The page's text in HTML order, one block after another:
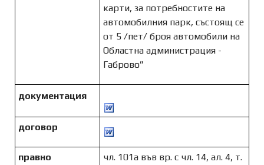
карти, за потребностите на
автомобилния парк, състоящ се
от 5 /пет/ броя автомобили на
Областна администрация -
Габрово”
документация
договор
правно
чл. 101а във вр. с чл. 14, ал. 4, т.